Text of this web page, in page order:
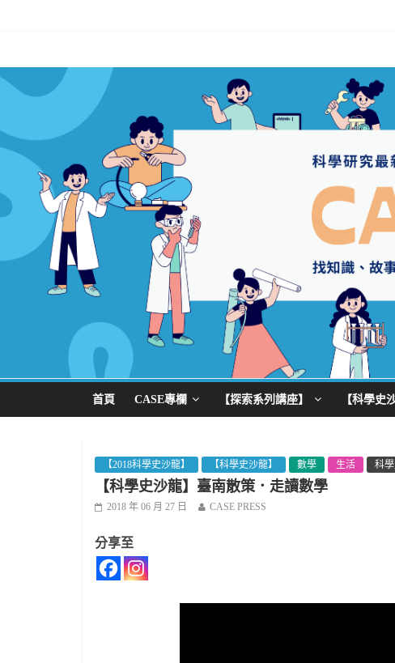
首頁 CASE專欄 【探索系列講座】 【科學史
【2018科學史沙龍】 【科學史沙龍】 數學 生活 科
【科學史沙龍】臺南散策．走讀數學
2018 年 06 月 27 日 CASE PRESS
分享至